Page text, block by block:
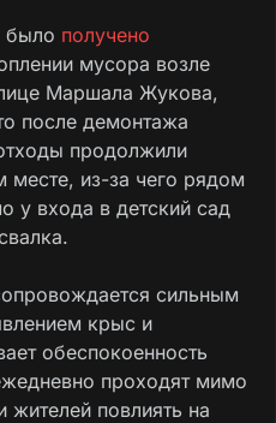
было получено
мусора возле
Маршала Жукова,
после демонтажа
продолжили
месте, из-за чего рядом
входа в детский сад
сильным
крыс и
обеспокоенность
проходят мимо
жителей повлиять на